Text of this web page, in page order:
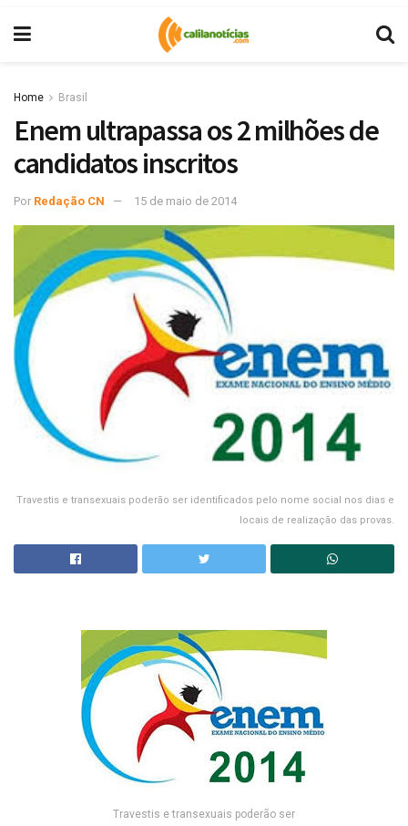
Home Brasil
Enem ultrapassa os 2 milhões de
candidatos inscritos
Por Redação CN 15 de maio de 2014
Travestis e transexuais poderão ser identificados pelo nome social nos dias e
locais de realização das provas.
Travestis e transexuais poderão ser